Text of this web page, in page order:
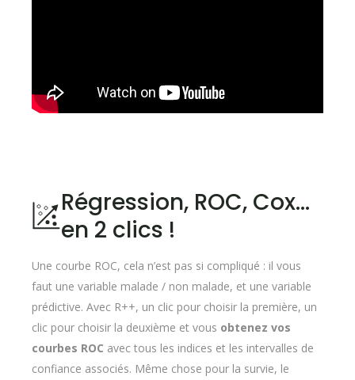
Régression, ROC, Cox…
en 2 clics !
Une courbe ROC, cela n’est pas si compliqué : il vous
faut une variable malade / non malade, et une variable
prédictive. Avec R++, un clic pour choisir la première, un
clic pour choisir la deuxième et vous obtenez vos
courbes ROC avec tous les indices et les intervalles de
confiance associés. Même chose pour la survie, le